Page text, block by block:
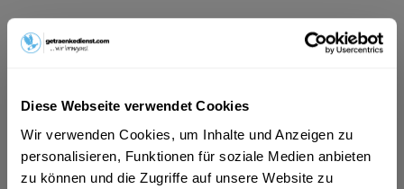
Diese Webseite verwendet Cookies
Wir verwenden Cookies, um Inhalte und Anzeigen zu
personalisieren, Funktionen für soziale Medien anbieten
zu können und die Zugriffe auf unsere Website zu
ab 6,69 € *
Vorrätig
MEHRWEG
+3,30 € Pfand